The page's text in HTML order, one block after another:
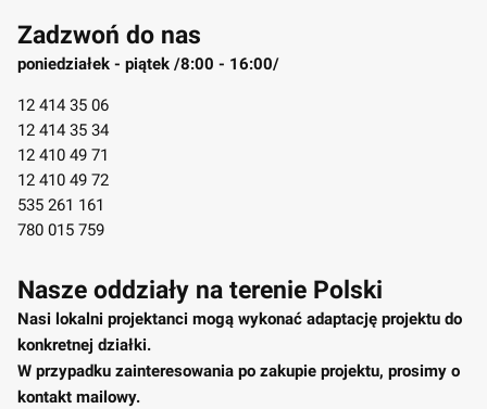
Zadzwoń do nas
poniedziałek - piątek /8:00 - 16:00/
12 414 35 06
12 414 35 34
12 410 49 71
12 410 49 72
535 261 161
780 015 759
Nasze oddziały na terenie Polski
Nasi lokalni projektanci mogą wykonać adaptację projektu do
konkretnej działki.
W przypadku zainteresowania po zakupie projektu, prosimy o
kontakt mailowy.